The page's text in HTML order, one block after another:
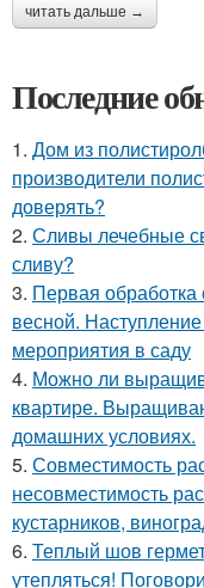
читать дальше →
Последние
1. Дом из
производители
доверять?
2. Сливы лечебные
сливу?
3. Первая обработка
весной.
мероприятия в саду
4. Можно ли
квартире.
домашних условиях.
5. Совместимость
несовместимость
кустарников,
6. Теплый шов
утепляться!